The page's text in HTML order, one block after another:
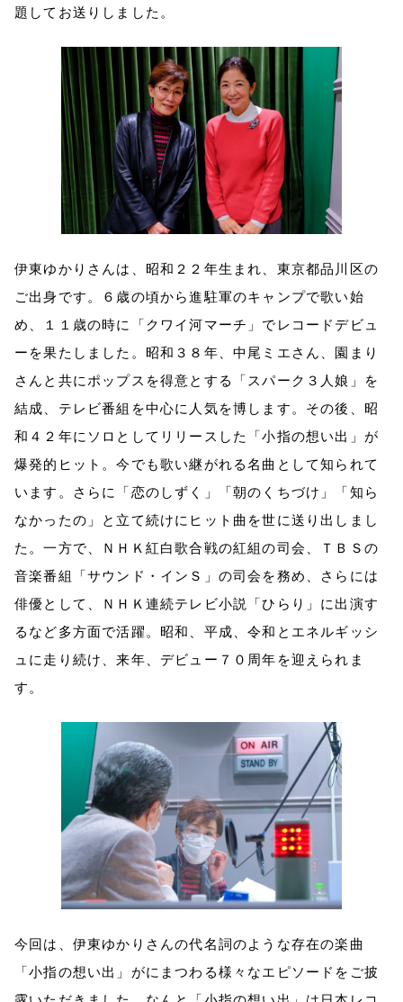
題してお送りしました。
伊東ゆかりさんは、昭和２２年生まれ、東京都品川区の
ご出身です。６歳の頃から進駐軍のキャンプで歌い始
め、１１歳の時に「クワイ河マーチ」でレコードデビュ
ーを果たしました。昭和３８年、中尾ミエさん、園まり
さんと共にポップスを得意とする「スパーク３人娘」を
結成、テレビ番組を中心に人気を博します。その後、昭
和４２年にソロとしてリリースした「小指の想い出」が
爆発的ヒット。今でも歌い継がれる名曲として知られて
います。さらに「恋のしずく」「朝のくちづけ」「知ら
なかったの」と立て続けにヒット曲を世に送り出しまし
た。一方で、ＮＨＫ紅白歌合戦の紅組の司会、ＴＢＳの
音楽番組「サウンド・インＳ」の司会を務め、さらには
俳優として、ＮＨＫ連続テレビ小説「ひらり」に出演す
るなど多方面で活躍。昭和、平成、令和とエネルギッシ
ュに走り続け、来年、デビュー７０周年を迎えられま
す。
今回は、伊東ゆかりさんの代名詞のような存在の楽曲
「小指の想い出」がにまつわる様々なエピソードをご披